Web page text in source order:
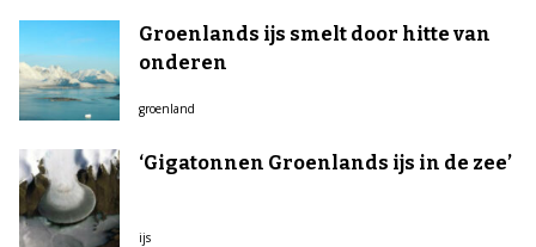
Groenlands ijs smelt door hitte van
onderen
groenland
‘Gigatonnen Groenlands ijs in de zee’
ijs